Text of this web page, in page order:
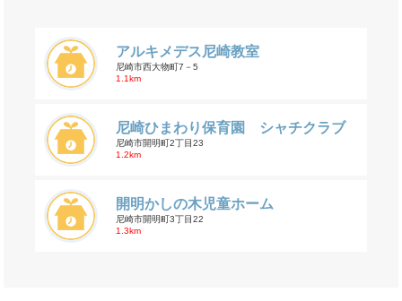
アルキメデス尼崎教室
尼崎市西大物町7－5
1.1km
尼崎ひまわり保育園 シャチクラブ
尼崎市開明町2丁目23
1.2km
開明かしの木児童ホーム
尼崎市開明町3丁目22
1.3km